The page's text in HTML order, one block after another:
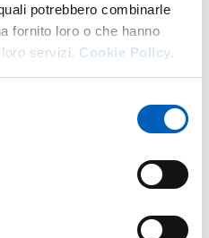
potrebbero combinarle
fornito loro o che hanno
servizi. Cookie Policy.